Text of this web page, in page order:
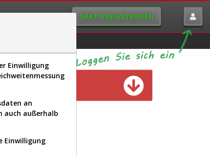
GRATIS REGISTRIEREN
Einwilligung
an
auch außerhalb
Einwilligung